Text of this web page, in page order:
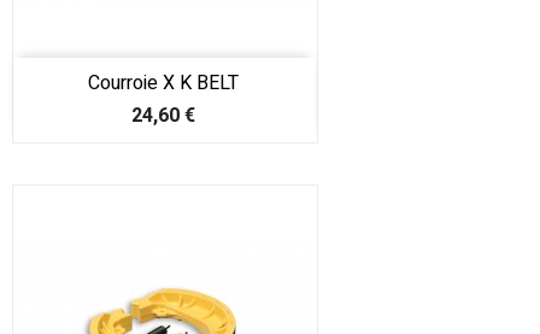
Courroie X K BELT
Prix
24,60 €